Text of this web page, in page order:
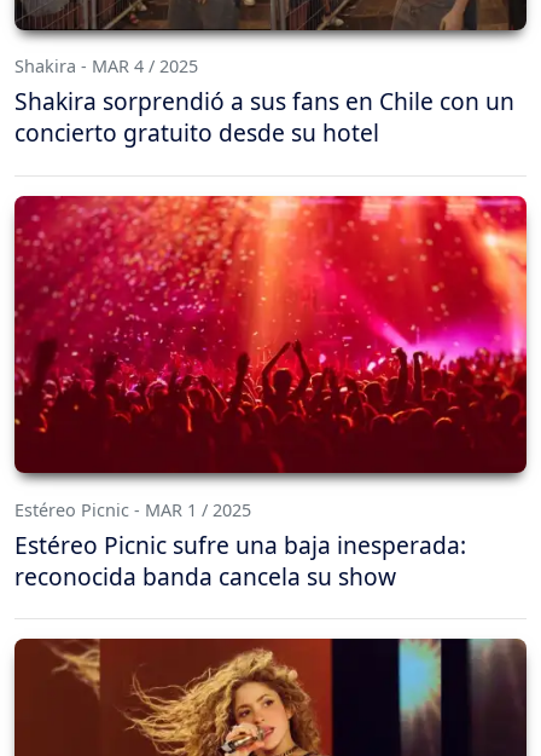
Shakira - MAR 4 / 2025
Shakira sorprendió a sus fans en Chile con un
concierto gratuito desde su hotel
Estéreo Picnic - MAR 1 / 2025
Estéreo Picnic sufre una baja inesperada:
reconocida banda cancela su show